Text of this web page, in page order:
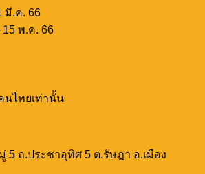
มี.ค. 66
15 พ.ค. 66
นไทยเท่านั้น
5 ถ.ประชาอุทิศ 5 ต.รัษฎา อ.เมือง